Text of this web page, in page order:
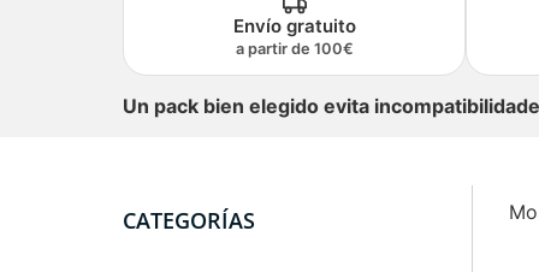
Envío gratuito
a partir de 100€
Un pack bien elegido evita
CATEGORÍAS